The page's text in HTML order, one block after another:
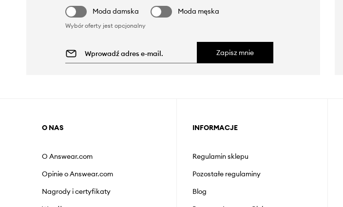
Moda damska
Moda męska
Wybór oferty jest opcjonalny
Zapisz mnie
O NAS
O Answear.com
Opinie o Answear.com
Nagrody i certyfikaty
INFORMACJE
Regulamin sklepu
Pozostałe regulaminy
Blog